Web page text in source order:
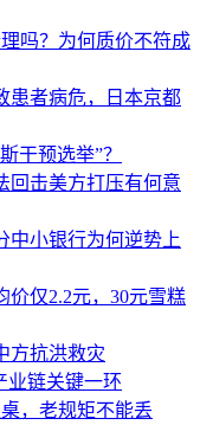
吗？为何质价不符成
患者病危，日本京都
干预选举”？
回击美方打压有何意
中小银行为何逆势上
价仅2.2元，30元雪糕
方抗洪救灾
业链关键一环
，老规矩不能丢